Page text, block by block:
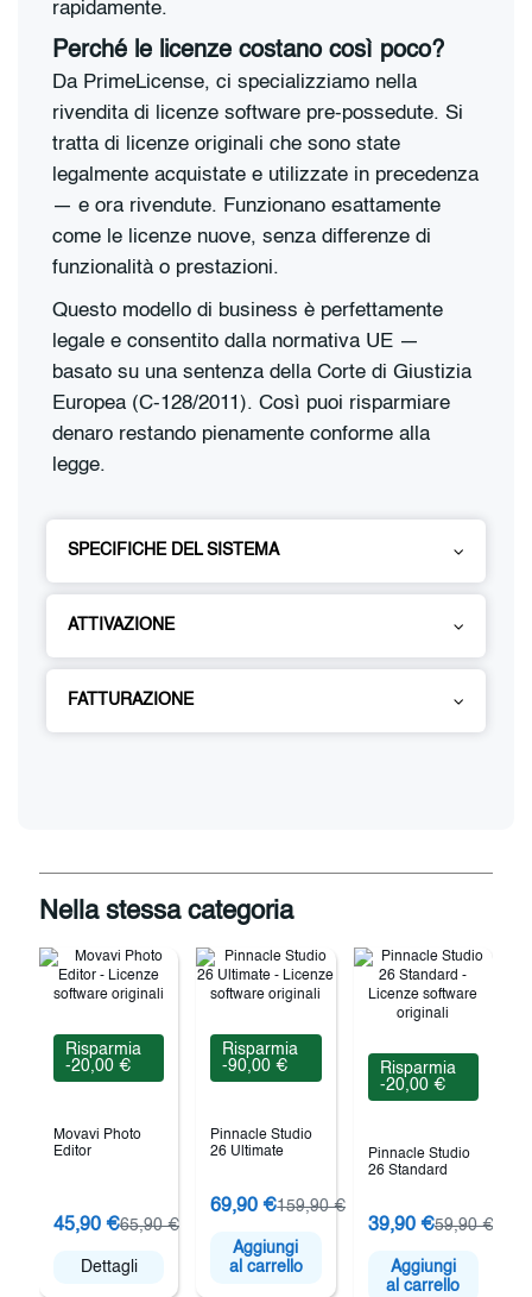
rapidamente.
Perché le licenze costano così poco?
Da PrimeLicense, ci specializziamo nella
rivendita di licenze software pre-possedute. Si
tratta di licenze originali che sono state
legalmente acquistate e utilizzate in precedenza
— e ora rivendute. Funzionano esattamente
come le licenze nuove, senza differenze di
funzionalità o prestazioni.
Questo modello di business è perfettamente
legale e consentito dalla normativa UE —
basato su una sentenza della Corte di Giustizia
Europea (C-128/2011). Così puoi risparmiare
denaro restando pienamente conforme alla
legge.
SPECIFICHE DEL SISTEMA
ATTIVAZIONE
FATTURAZIONE
Nella stessa categoria
Risparmia
-20,00 €
Movavi Photo
Editor
45,90 €65,90 €
Dettagli
Risparmia
-90,00 €
Pinnacle Studio
26 Ultimate
69,90 €159,90 €
Aggiungi
al carrello
Risparmia
-20,00 €
Pinnacle Studio
26 Standard
39,90 €59,90 €
Aggiungi
al carrello